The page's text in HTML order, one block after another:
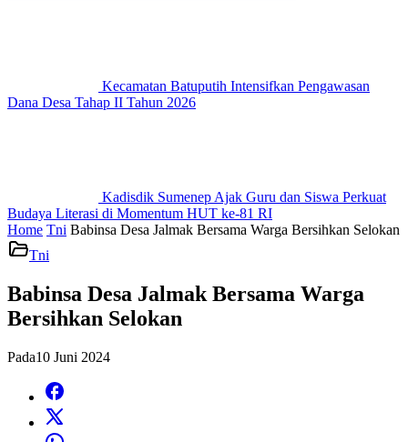
Kecamatan Batuputih Intensifkan Pengawasan
Dana Desa Tahap II Tahun 2026
Kadisdik Sumenep Ajak Guru dan Siswa Perkuat
Budaya Literasi di Momentum HUT ke-81 RI
Home Tni Babinsa Desa Jalmak Bersama Warga Bersihkan Selokan
Tni
Babinsa Desa Jalmak Bersama Warga
Bersihkan Selokan
Pada10 Juni 2024